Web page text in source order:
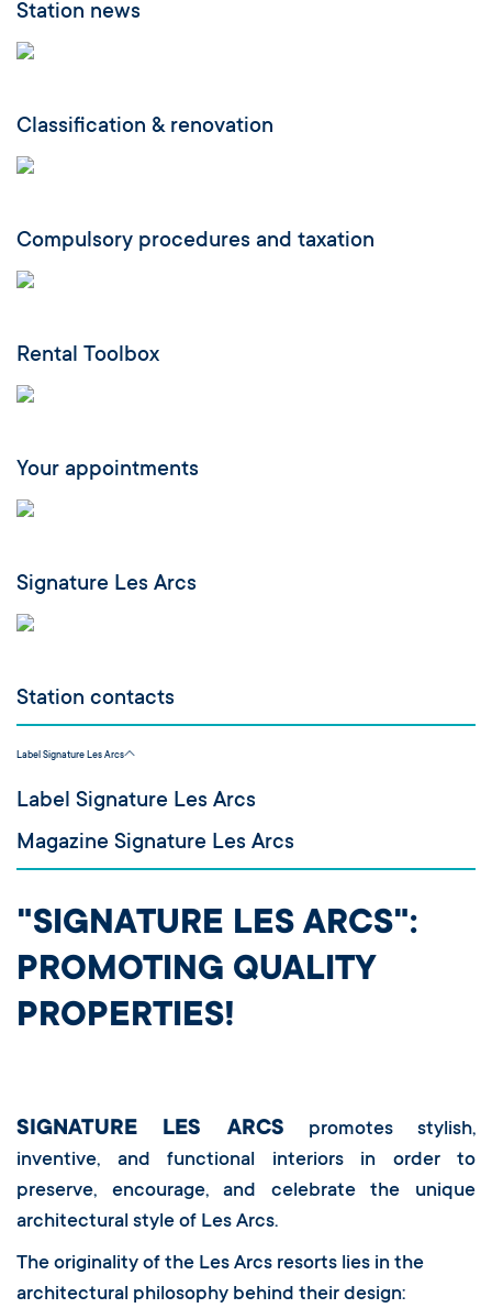
Station news
Classification & renovation
Compulsory procedures and taxation
Rental Toolbox
Your appointments
Signature Les Arcs
Station contacts
Label Signature Les Arcs
Label Signature Les Arcs
Magazine Signature Les Arcs
"SIGNATURE LES ARCS":
PROMOTING QUALITY
PROPERTIES!
SIGNATURE LES ARCS promotes stylish,
inventive, and functional interiors in order to
preserve, encourage, and celebrate the unique
architectural style of Les Arcs.
The originality of the Les Arcs resorts lies in the
architectural philosophy behind their design: